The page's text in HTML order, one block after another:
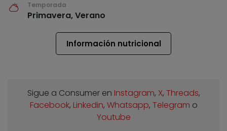
Temporada
Primavera, Verano
Información nutricional
Sigue a Consumer en Instagram, X, Threads,
Facebook, Linkedin, Whatsapp, Telegram o
Youtube